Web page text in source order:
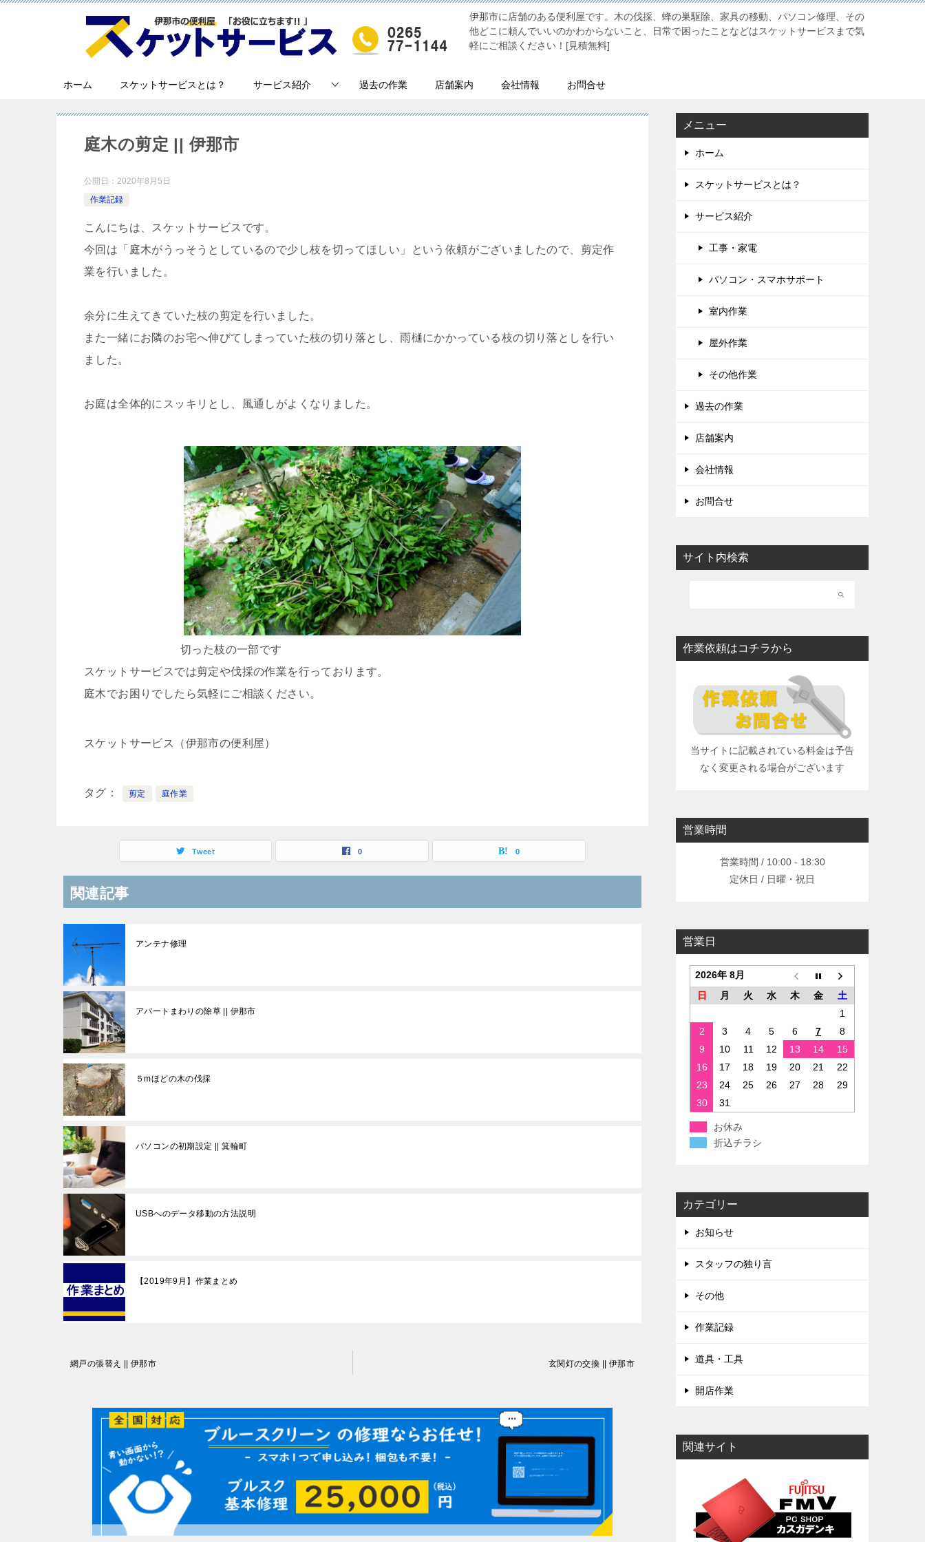
伊那市に店舗のある便利屋です。木の伐採、蜂の巣駆除、家具の移動、パソコン修理、その
他どこに頼んでいいのかわからないこと、日常で困ったことなどはスケットサービスまで気
軽にご相談ください！[見積無料]
ホーム スケットサービスとは？ サービス紹介 過去の作業 店舗案内 会社情報 お問合せ
庭木の剪定 || 伊那市
公開日： 2020年8月5日
作業記録
こんにちは、スケットサービスです。
今回は「庭木がうっそうとしているので少し枝を切ってほしい」という依頼がございましたので、剪定作
業を行いました。
余分に生えてきていた枝の剪定を行いました。
また一緒にお隣のお宅へ伸びてしまっていた枝の切り落とし、雨樋にかかっている枝の切り落としを行い
ました。
お庭は全体的にスッキリとし、風通しがよくなりました。
切った枝の一部です
スケットサービスでは剪定や伐採の作業を行っております。
庭木でお困りでしたら気軽にご相談ください。
スケットサービス（伊那市の便利屋）
タグ 剪定 庭作業
Tweet 0 0
関連記事
アンテナ修理
アパートまわりの除草 || 伊那市
５mほどの木の伐採
パソコンの初期設定 || 箕輪町
USBへのデータ移動の方法説明
【2019年9月】作業まとめ
投網戸の張替え || 伊那市 玄関灯の交換 || 伊那市
メニュー
ホーム
スケットサービスとは？
サービス紹介
工事・家電
パソコン・スマホサポート
室内作業
屋外作業
その他作業
過去の作業
店舗案内
会社情報
お問合せ
サイト内検索
作業依頼はコチラから
当サイトに記載されている料金は予告
なく変更される場合がございます
営業時間
営業時間 / 10:00 - 18:30
定休日 / 日曜・祝日
営業日
2026年 8月
日
月 火 水 木 金
土
1
2
3 4 5 6 7
8
9
10 11 12 13 14
15
16
17 18 19 20 21
22
23
24 25 26 27 28
29
30
31
お休み
折込チラシ
カテゴリー
お知らせ
スタッフの独り言
その他
作業記録
道具・工具
開店作業
関連サイト